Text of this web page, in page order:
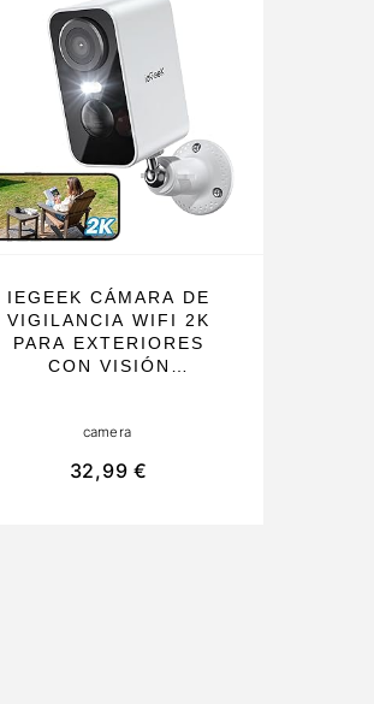
IEGEEK CÁMARA DE
VIGILANCIA WIFI 2K
PARA EXTERIORES
CON VISIÓN
Y DETECCIÓN DE
IDEAL PARA EL HOGAR
camera
32,99 €